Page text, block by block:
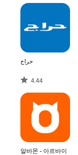
حراج
4.44
알바몬 - 아르바이